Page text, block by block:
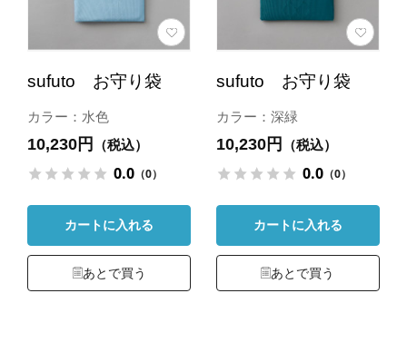
sufuto お守り袋
カラー：水色
10,230円 （税込）
0.0（0）
カートに入れる
あとで買う
sufuto お守り袋
カラー：深緑
10,230円 （税込）
0.0（0）
カートに入れる
あとで買う